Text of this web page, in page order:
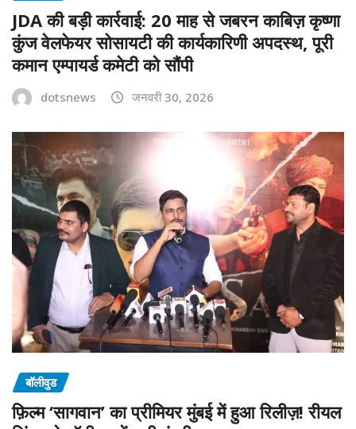
JDA की बड़ी कार्रवाई: 20 माह से जबरन काबिज़ कृष्णा
कुंज वेलफेयर सोसायटी की कार्यकारिणी अपदस्थ, पूरी
कमान एम्पायर्ड कमेटी को सौंपी
dotsnews जनवरी 30, 2026
बॉलीवुड
फ़िल्म ‘सागवान’ का प्रीमियर मुंबई में हुआ रिलीज़! रीयल